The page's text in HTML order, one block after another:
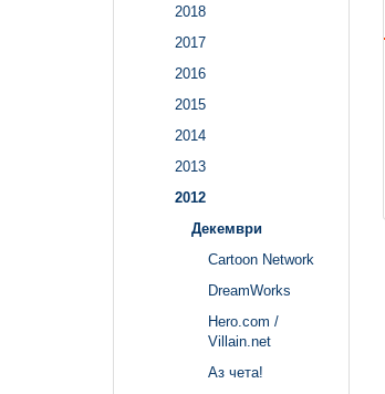
2018
2017
2016
2015
2014
2013
2012
Декември
Cartoon Network
DreamWorks
Hero.com /
Villain.net
Аз чета!